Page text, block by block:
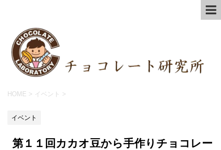
HOME > イベント >
イベント
第１１回カカオ豆から手作りチョコレー